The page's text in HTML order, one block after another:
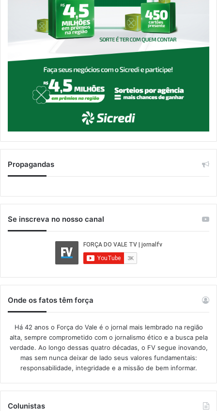
Propagandas
Se inscreva no nosso canal
Onde os fatos têm força
Há 42 anos o Força do Vale é o jornal mais lembrado na região
alta, sempre comprometido com o jornalismo ético e a busca pela
verdade. Ao longo dessas quatro décadas, o FV segue inovando,
mas sem nunca deixar de lado seus valores fundamentais:
responsabilidade, integridade e a missão de bem informar.​
Colunistas